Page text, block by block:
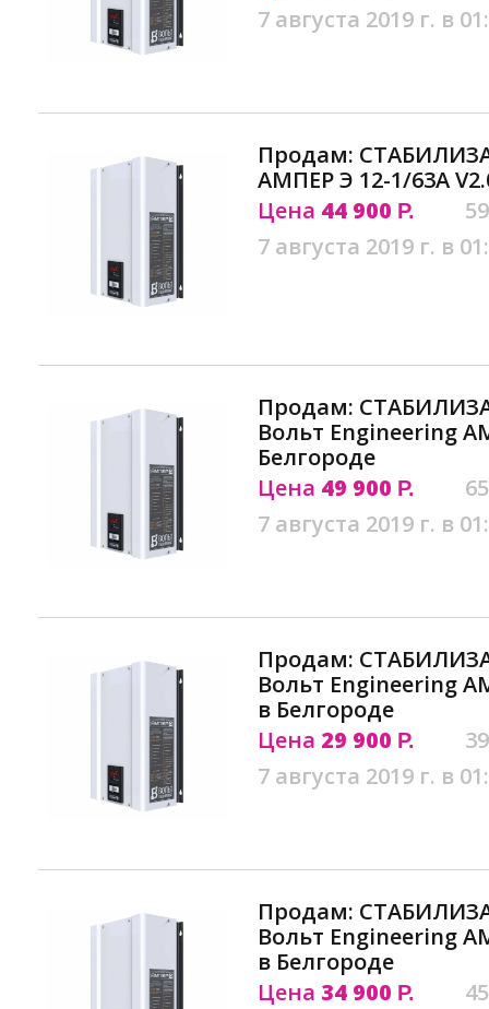
7 августа 2019 г. в
Продам:
АМПЕР Э 12-1/63A
Цена 44 900 Р.
7 августа 2019 г. в
Продам:
Вольт Engineering
Белгороде
Цена 49 900 Р.
7 августа 2019 г. в
Продам:
Вольт Engineering
в Белгороде
Цена 29 900 Р.
7 августа 2019 г. в
Продам:
Вольт Engineering
в Белгороде
Цена 34 900 Р.